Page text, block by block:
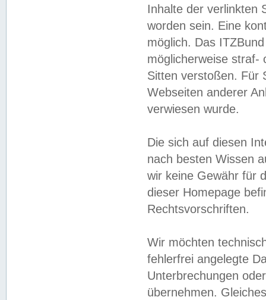
Inhalte der verlinkten
worden sein. Eine
möglich. Das
möglicherweise straf-
Sitten verstoßen. Für
Webseiten anderer
verwiesen wurde.
Die sich auf diesen
nach besten Wissen
wir keine Gewähr für
dieser Homepage
Rechtsvorschriften.
Wir möchten
fehlerfrei angelegte
Unterbrechungen
übernehmen.